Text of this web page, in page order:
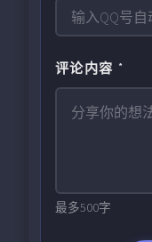
评论内容 *
最多500字